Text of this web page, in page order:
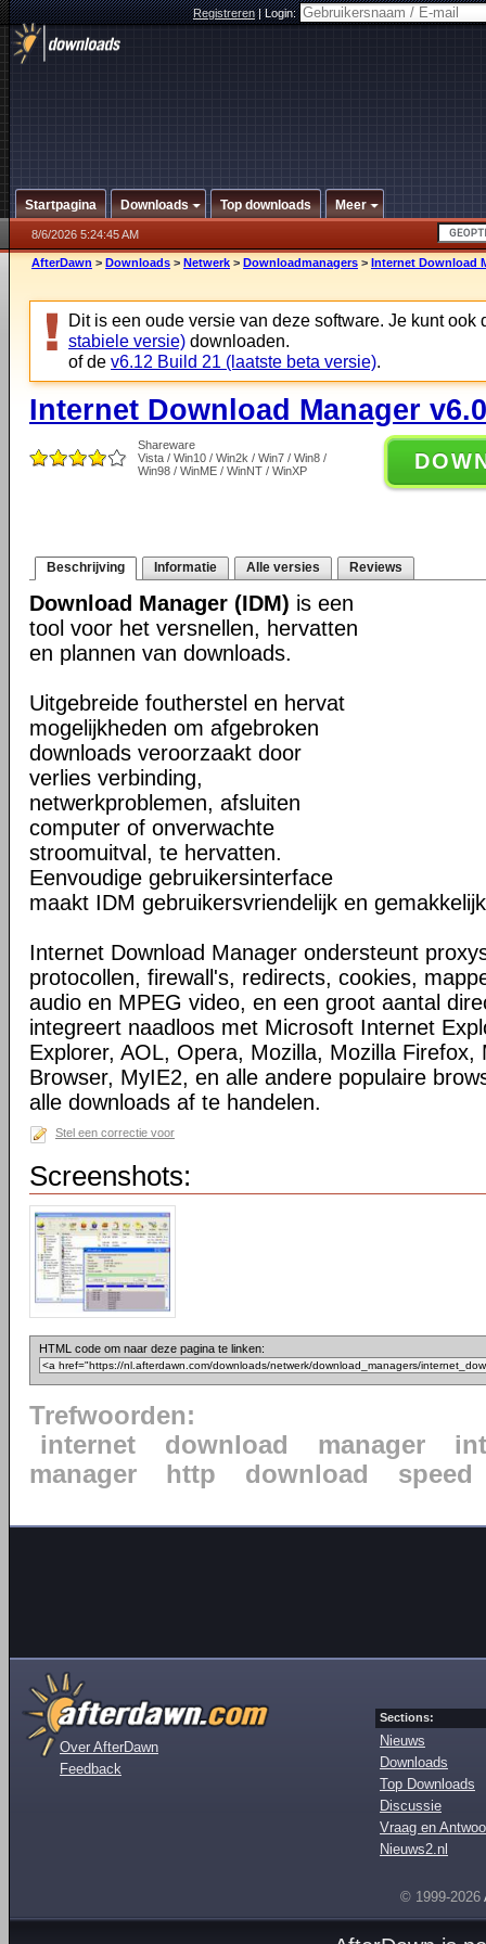
Registreren|Login:
Startpagina Downloads Top downloads Meer
8/6/2026 5:24:45 AM
AfterDawn > Downloads > Netwerk > Downloadmanagers > Internet Download
Dit is een oude versie van deze software. Je kunt ook
stabiele versie) downloaden.
of de v6.12 Build 21 (laatste beta versie).
Internet Download Manager
Shareware
Vista / Win10 / Win2k / Win7 / Win8 /
Win98 / WinME / WinNT / WinXP
Beschrijving Informatie Alle versies Reviews
Download Manager (IDM) is een
tool voor het versnellen, hervatten
en plannen van downloads.
Uitgebreide foutherstel en hervat
mogelijkheden om afgebroken
downloads veroorzaakt door
verlies verbinding,
netwerkproblemen, afsluiten
computer of onverwachte
stroomuitval, te hervatten.
Eenvoudige gebruikersinterface
maakt IDM gebruikersvriendelijk en
Internet Download Manager ondersteunt
protocollen, firewall's, redirects, cookies,
audio en MPEG video, en een groot aantal
integreert naadloos met Microsoft Internet
Explorer, AOL, Opera, Mozilla, Mozilla Firefox,
Browser, MyIE2, en alle andere populaire
alle downloads af te handelen.
Stel een correctie voor
Screenshots:
HTML code om naar deze pagina te linken:
Trefwoorden:
internet
download manager
manager
http download speed
Over AfterDawn
Feedback
Sections:
Nieuws
Downloads
Top Downloads
Discussie
Vraag en
Nieuws2.nl
© 1999-2026